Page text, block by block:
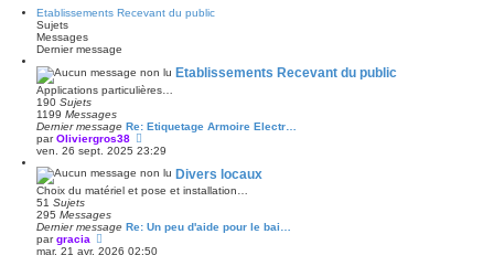
a
r
l
r
n
i
m
e
s
a
g
Etablissements Recevant du public
Sujets
Messages
Dernier message
Etablissements Recevant du public
Applications particulières…
190 Sujets
1199 Messages
Dernier message Re: Etiquetage Armoire Electr…
parOliviergros38
o
r
e
e
r
n
i
ven. 26 sept. 2025 23:29
Divers locaux
Choix du matériel et pose et installation…
51 Sujets
295 Messages
Dernier message Re: Un peu d'aide pour le bai…
pargracia
o
mar. 21 avr. 2026 02:50